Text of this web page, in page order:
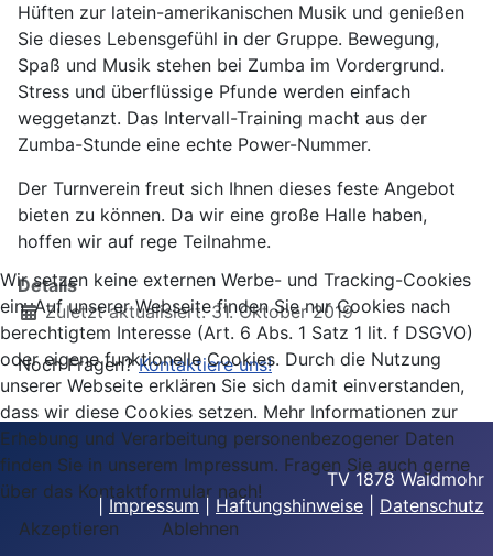
Hüften zur latein-amerikanischen Musik und genießen
Sie dieses Lebensgefühl in der Gruppe. Bewegung,
Spaß und Musik stehen bei Zumba im Vordergrund.
Stress und überflüssige Pfunde werden einfach
weggetanzt. Das Intervall-Training macht aus der
Zumba-Stunde eine echte Power-Nummer.
Der Turnverein freut sich Ihnen dieses feste Angebot
bieten zu können. Da wir eine große Halle haben,
hoffen wir auf rege Teilnahme.
Details
Zuletzt aktualisiert: 31. Oktober 2019
Noch Fragen?Kontaktiere uns!
TV 1878 Waldmohr
Impressum Haftungshinweise Datenschutz
Wir setzen keine externen Werbe- und Tracking-Cookies
ein. Auf unserer Webseite finden Sie nur Cookies nach
berechtigtem Interesse (Art. 6 Abs. 1 Satz 1 lit. f DSGVO)
oder eigene funktionelle Cookies. Durch die Nutzung
unserer Webseite erklären Sie sich damit einverstanden,
dass wir diese Cookies setzen. Mehr Informationen zur
Erhebung und Verarbeitung personenbezogener Daten
finden Sie in unserem Impressum. Fragen Sie auch gerne
über das Kontaktformular nach!
Akzeptieren
Ablehnen